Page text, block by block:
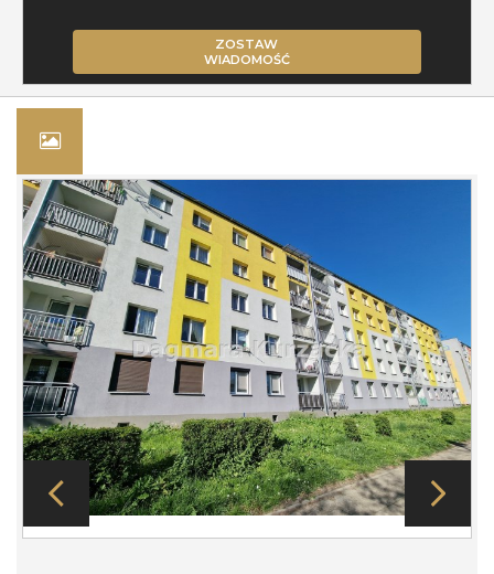
ZOSTAW
WIADOMOŚĆ